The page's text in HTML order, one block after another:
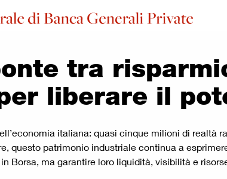
tra
liberare il
italiana: quasi cinque milioni di realtà
questo patrimonio industriale continua a
Borsa, ma garantire loro liquidità, visibilità e